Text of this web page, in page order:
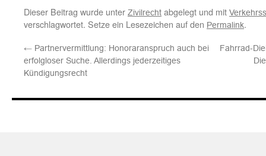
Dieser Beitrag wurde unter Zivilrecht abgelegt und mit
verschlagwortet. Setze ein Lesezeichen auf den Permalink.
← Partnervermittlung: Honoraranspruch auch bei
erfolgloser Suche. Allerdings jederzeitiges
Kündigungsrecht
Fahrrad-